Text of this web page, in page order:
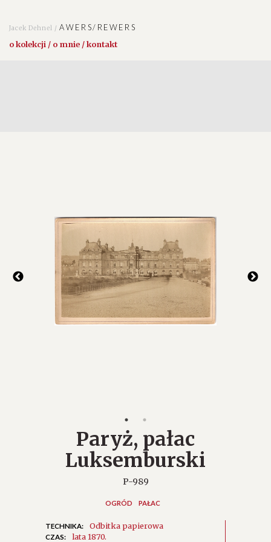
Jacek Dehnel /AWERS/REWERS
o kolekcji / o mnie / kontakt
Paryż, pałac
Luksemburski
P-989
OGRÓD PAŁAC
TECHNIKA: Odbitka papierowa
CZAS: lata 1870.